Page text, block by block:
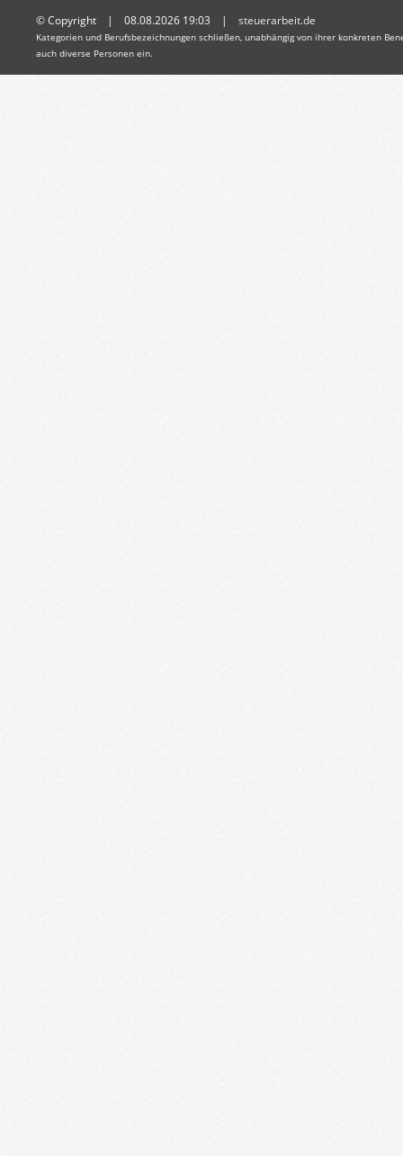
© Copyright | 08.08.2026 19:03 | steuerarbeit.de
Kategorien und Berufsbezeichnungen schließen, unabhängig von ihrer konkreten
auch diverse Personen ein.